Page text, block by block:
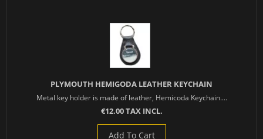
PLYMOUTH HEMIGODA LEATHER KEYCHAIN
Metal key holder is made of leather, Hemicoda Keychain....
€12.00 TAX INCL.
Add To Cart